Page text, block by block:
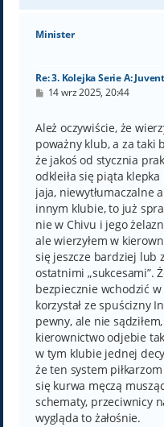
Minister
Re: 3. Kolejka Serie A:
P
t
14 wrz 2025, 20:44
Ależ oczywiście, że
poważny klub, a za taki
że jakoś od stycznia
odkleiła się piąta klepka
jaja, niewytłumaczalne
innym klubie, to już
nie w Chivu i jego
ale wierzyłem w
się jeszcze bardziej lub
ostatnimi „sukcesami”.
bezpiecznie wchodzić
korzystał ze spuścizny
pewny, ale nie
kierownictwo odjebie
w tym klubie jednej
że ten system
się kurwa męczą
schematy, przeciwnicy
wygląda to żałośnie.